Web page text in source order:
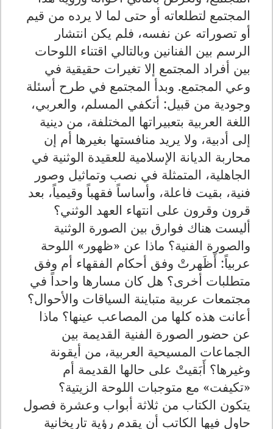
المجتمع لتطلعاته أو حتى لما لا يرده من قيم
أو تصوراته عن نفسه، فلم يكن انتشار
الرسم بين الفنانين وبالتالي اقتناء اللوحات
بين أفراد المجتمع إلا تغيرات حقيقية في
وعي المجتمع. وبدأ المجتمع في طرح أسئلة
وجودية من قبيل: أتكفي المسلم، والعربي،
اللغة العربية بتعبيراتها المختلفة، من دينية
إلى أدبية، ولا يريد منافستها بغيرها أم إن
محاربة الديانة الإسلامية للعقيدة الوثنية في
الجاهلية، المتمثلة في نصب وتماثيل وصور
فنية، بقيت فاعلة، وأساساً فقهباً وقيمياً، بعد
قرون وقرون على انتهاء العهد الوثني؟
أليست هناك فوارق بين الصورة الوثنية
والصورة الفنية؟ ماذا عن «ظهور» اللوحة
عربياً: أَظَهرتْ وفق أحكام الفقهاء أم وفق
متطلبات أخرى؟ هل كان مسارها واحداً في
مجتمعات عربية متباينة السياقات والأحوال؟
أعانت هذه كلها من المصاعب عينها؟ ماذا
عن حضور الصورة الفنية القديمة بين
الجماعات المسيحية العربية، من أيقونة
وغيرها؟ أَبَقيتْ على حالها القديمة أم
«تكيفت» مع متوجبات اللوحة الزيتية؟
يتكون الكتاب من ثلاثة أبواب وعشرة فصول
حاول فيها الكاتب أن يقدم رؤية تاريخانية